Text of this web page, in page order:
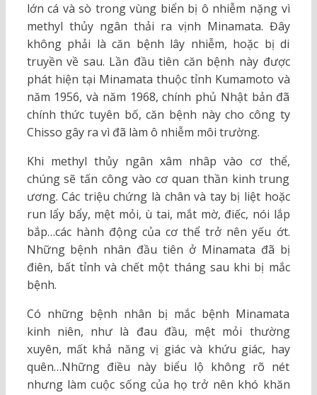
lớn cá và sò trong vùng biển bị ô nhiễm nặng vì
methyl thủy ngân thải ra vịnh Minamata. Đây
không phải là căn bệnh lây nhiễm, hoặc bị di
truyền về sau. Lần đầu tiên căn bệnh này được
phát hiện tại Minamata thuộc tỉnh Kumamoto và
năm 1956, và năm 1968, chính phủ Nhật bản đã
chính thức tuyên bố, căn bệnh này cho công ty
Chisso gây ra vì đã làm ô nhiễm môi trường.
Khi methyl thủy ngân xâm nhâp vào cơ thể,
chúng sẽ tấn công vào cơ quan thần kinh trung
ương. Các triệu chứng là chân và tay bị liệt hoặc
run lẩy bẩy, mệt mỏi, ù tai, mắt mờ, điếc, nói lắp
bắp…các hành động của cơ thể trở nên yếu ớt.
Những bệnh nhân đầu tiên ở Minamata đã bị
điên, bất tỉnh và chết một tháng sau khi bị mắc
bệnh.
Có những bệnh nhân bị mắc bệnh Minamata
kinh niên, như là đau đầu, mệt mỏi thường
xuyên, mất khả năng vị giác và khứu giác, hay
quên…Những điều này biểu lộ không rõ nét
nhưng làm cuộc sống của họ trở nên khó khăn